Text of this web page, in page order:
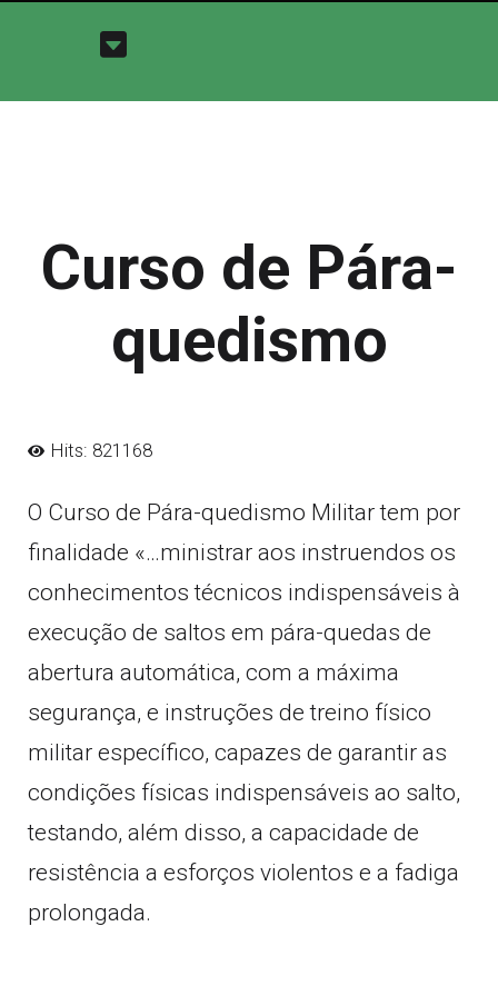
Curso de Pára-
quedismo
Hits: 821168
O Curso de Pára-quedismo Militar tem por
finalidade «…ministrar aos instruendos os
conhecimentos técnicos indispensáveis à
execução de saltos em pára-quedas de
abertura automática, com a máxima
segurança, e instruções de treino físico
militar específico, capazes de garantir as
condições físicas indispensáveis ao salto,
testando, além disso, a capacidade de
resistência a esforços violentos e a fadiga
prolongada.